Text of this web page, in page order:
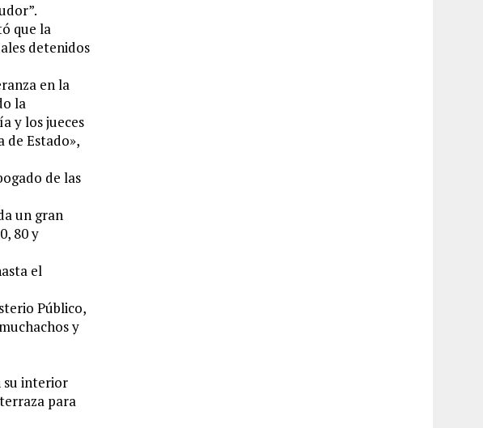
que la
detenidos
en la
la
y los jueces
de Estado»,
de las
un gran
80 y
el
Público,
y
su interior
para